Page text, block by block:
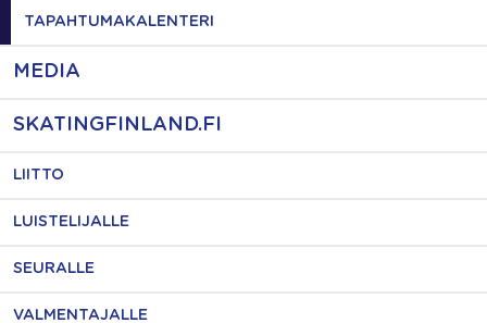
TAPAHTUMAKALENTERI
MEDIA
SKATINGFINLAND.FI
LIITTO
LUISTELIJALLE
SEURALLE
VALMENTAJALLE